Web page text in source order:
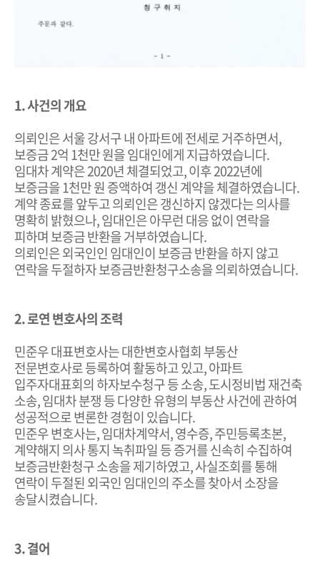
1. 사건의 개요
의뢰인은 서울 강서구 내 아파트에 전세로 거주하면서,
보증금 2억 1천만 원을 임대인에게 지급하였습니다.
임대차 계약은 2020년 체결되었고, 이후 2022년에
보증금을 1천만 원 증액하여 갱신 계약을 체결하였습니다.
계약 종료를 앞두고 의뢰인은 갱신하지 않겠다는 의사를
명확히 밝혔으나, 임대인은 아무런 대응 없이 연락을
피하며 보증금 반환을 거부하였습니다.
의뢰인은 외국인인 임대인이 보증금 반환을 하지 않고
연락을 두절하자 보증금반환청구소송을 의뢰하였습니다.
2. 로연 변호사의 조력
민준우 대표변호사는 대한변호사협회 부동산
전문변호사로 등록하여 활동하고 있고, 아파트
입주자대표회의 하자보수청구 등 소송, 도시정비법 재건축
소송, 임대차 분쟁 등 다양한 유형의 부동산 사건에 관하여
성공적으로 변론한 경험이 있습니다.
민준우 변호사는, 임대차계약서, 영수증, 주민등록초본,
계약해지 의사 통지 녹취파일 등 증거를 신속히 수집하여
보증금반환청구 소송을 제기하였고, 사실조회를 통해
연락이 두절된 외국인 임대인의 주소를 찾아서 소장을
송달시켰습니다.
3. 결어